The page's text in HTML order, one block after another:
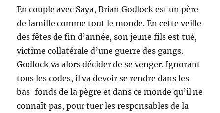
En couple avec Saya, Brian Godlock est un père
de famille comme tout le monde. En cette veille
des fêtes de fin d’année, son jeune fils est tué,
victime collatérale d’une guerre des gangs.
Godlock va alors décider de se venger. Ignorant
tous les codes, il va devoir se rendre dans les
bas-fonds de la pègre et dans ce monde qu’il ne
connaît pas, pour tuer les responsables de la